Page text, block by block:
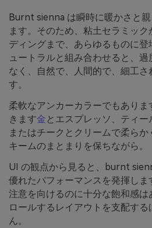
Burnt sienna は瞬時に暖かさと
ます。そのため、粘土セラミック
ディングまで、あらゆるものに
ュートラルと組み合わせると、過
なく、自然で、人間的で、細工さ
す。
柔軟なアンカーカラーでもあり
きます金 とエスプレッソ、ティー
またはチークとクリームで柔ら
キームのまとまりを保ちながら。
UI の観点から見ると、burnt
優れたパフォーマンスを発揮しま
注意を向けるのに十分な飽和感は
ロールするレイアウトを支配す
ん。